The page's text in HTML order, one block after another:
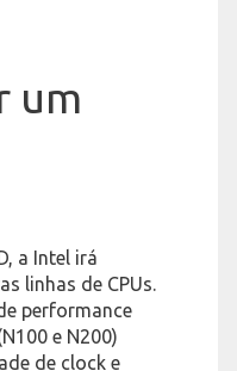
um
a Intel irá
linhas de CPUs.
performance
e N200)
de clock e